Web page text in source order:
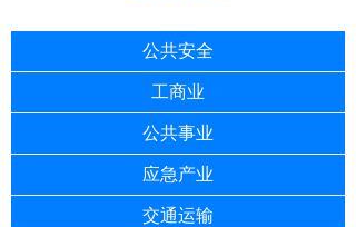
公共安全
工商业
公共事业
应急产业
交通运输